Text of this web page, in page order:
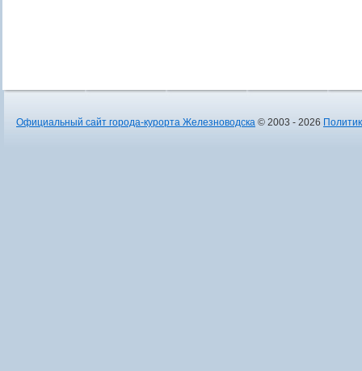
Официальный сайт города-курорта Железноводска © 2003 - 2026